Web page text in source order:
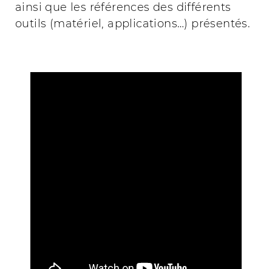
ainsi que les références des différents
outils (matériel, applications…) présentés.